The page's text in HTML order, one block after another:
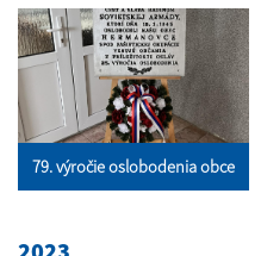
79. výročie oslobodenia obce